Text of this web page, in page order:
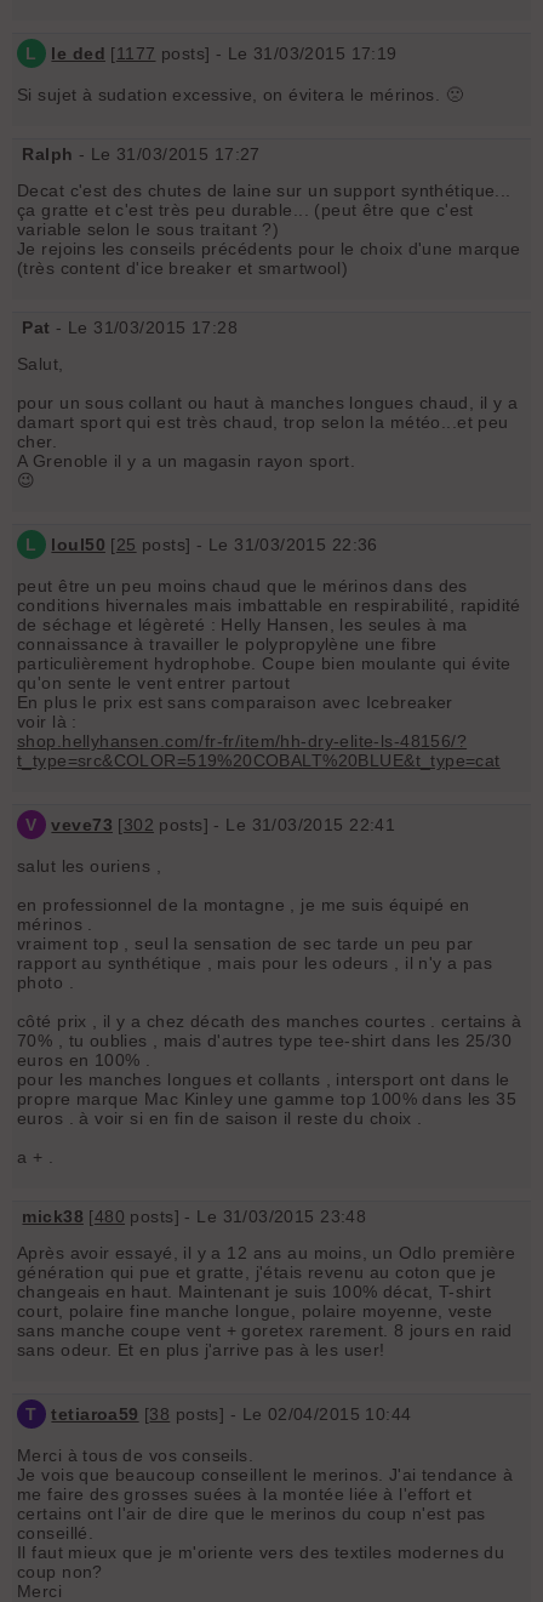
L le ded [1177 posts] - Le 31/03/2015 17:19
Si sujet à sudation excessive, on évitera le mérinos. 🙁
Ralph - Le 31/03/2015 17:27
Decat c'est des chutes de laine sur un support synthétique...
ça gratte et c'est très peu durable... (peut être que c'est
variable selon le sous traitant ?)
Je rejoins les conseils précédents pour le choix d'une marque
(très content d'ice breaker et smartwool)
Pat - Le 31/03/2015 17:28
Salut,
pour un sous collant ou haut à manches longues chaud, il y a
damart sport qui est très chaud, trop selon la météo...et peu
cher.
A Grenoble il y a un magasin rayon sport.
😉
L loul50 [25 posts] - Le 31/03/2015 22:36
peut être un peu moins chaud que le mérinos dans des
conditions hivernales mais imbattable en respirabilité, rapidité
de séchage et légèreté : Helly Hansen, les seules à ma
connaissance à travailler le polypropylène une fibre
particulièrement hydrophobe. Coupe bien moulante qui évite
qu'on sente le vent entrer partout
En plus le prix est sans comparaison avec Icebreaker
voir là :
shop.hellyhansen.com/fr-fr/item/hh-dry-elite-ls-48156/?
t_type=src&COLOR=519%20COBALT%20BLUE&t_type=cat
V veve73 [302 posts] - Le 31/03/2015 22:41
salut les ouriens ,
en professionnel de la montagne , je me suis équipé en
mérinos .
vraiment top , seul la sensation de sec tarde un peu par
rapport au synthétique , mais pour les odeurs , il n'y a pas
photo .
côté prix , il y a chez décath des manches courtes . certains à
70% , tu oublies , mais d'autres type tee-shirt dans les 25/30
euros en 100% .
pour les manches longues et collants , intersport ont dans le
propre marque Mac Kinley une gamme top 100% dans les 35
euros . à voir si en fin de saison il reste du choix .
a + .
mick38 [480 posts] - Le 31/03/2015 23:48
Après avoir essayé, il y a 12 ans au moins, un Odlo première
génération qui pue et gratte, j'étais revenu au coton que je
changeais en haut. Maintenant je suis 100% décat, T-shirt
court, polaire fine manche longue, polaire moyenne, veste
sans manche coupe vent + goretex rarement. 8 jours en raid
sans odeur. Et en plus j'arrive pas à les user!
T tetiaroa59 [38 posts] - Le 02/04/2015 10:44
Merci à tous de vos conseils.
Je vois que beaucoup conseillent le merinos. J'ai tendance à
me faire des grosses suées à la montée liée à l'effort et
certains ont l'air de dire que le merinos du coup n'est pas
conseillé.
Il faut mieux que je m'oriente vers des textiles modernes du
coup non?
Merci